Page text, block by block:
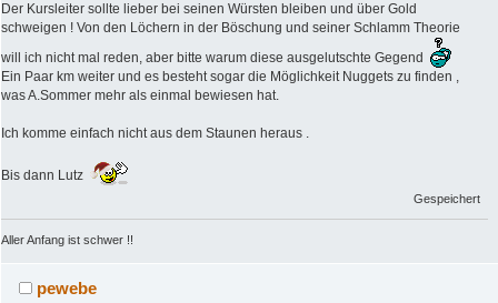
Der Kursleiter sollte lieber bei seinen Würsten bleiben und über Gold
schweigen ! Von den Löchern in der Böschung und seiner Schlamm Theorie
will ich nicht mal reden, aber bitte warum diese ausgelutschte Gegend
Ein Paar km weiter und es besteht sogar die Möglichkeit Nuggets zu finden ,
was A.Sommer mehr als einmal bewiesen hat.
Ich komme einfach nicht aus dem Staunen heraus .
Bis dann Lutz
Gespeichert
Aller Anfang ist schwer !!
pewebe